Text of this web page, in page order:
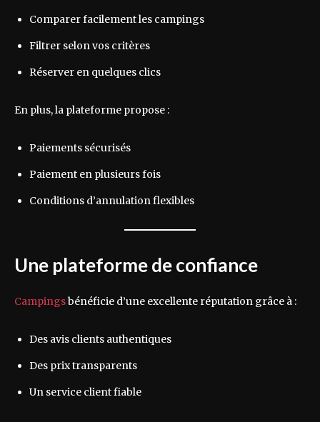
Comparer facilement les campings
Filtrer selon vos critères
Réserver en quelques clics
En plus, la plateforme propose :
Paiements sécurisés
Paiement en plusieurs fois
Conditions d’annulation flexibles
Une plateforme de confiance
Campingsbénéficie d’une excellente réputation grâce à :
Des avis clients authentiques
Des prix transparents
Un service client fiable